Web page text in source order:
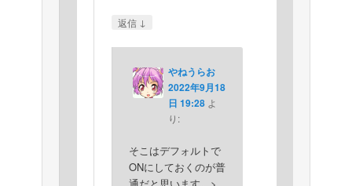
返信 ↓
やねうらお
2022年9月18
日 19:28 よ
り:
そこはデフォルトで
ONにしておくのが普